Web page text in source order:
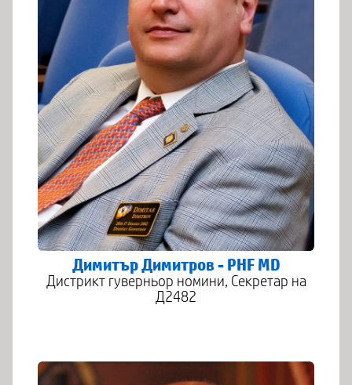
Димитър Димитров - PHF MD
Дистрикт гуверньор номини, Секретар на
Д2482